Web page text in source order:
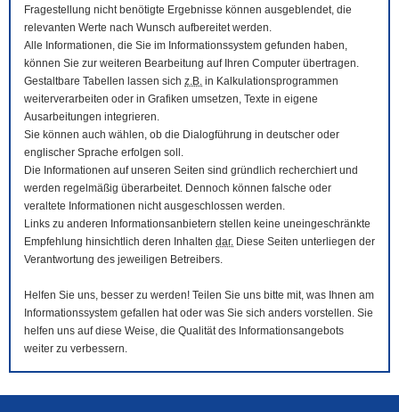
Fragestellung nicht benötigte Ergebnisse können ausgeblendet, die
relevanten Werte nach Wunsch aufbereitet werden.
Alle Informationen, die Sie im Informationssystem gefunden haben,
können Sie zur weiteren Bearbeitung auf Ihren Computer übertragen.
Gestaltbare Tabellen lassen sich z.B. in Kalkulationsprogrammen
weiterverarbeiten oder in Grafiken umsetzen, Texte in eigene
Ausarbeitungen integrieren.
Sie können auch wählen, ob die Dialogführung in deutscher oder
englischer Sprache erfolgen soll.
Die Informationen auf unseren Seiten sind gründlich recherchiert und
werden regelmäßig überarbeitet. Dennoch können falsche oder
veraltete Informationen nicht ausgeschlossen werden.
Links zu anderen Informationsanbietern stellen keine uneingeschränkte
Empfehlung hinsichtlich deren Inhalten dar. Diese Seiten unterliegen der
Verantwortung des jeweiligen Betreibers.
Helfen Sie uns, besser zu werden! Teilen Sie uns bitte mit, was Ihnen am
Informationssystem gefallen hat oder was Sie sich anders vorstellen. Sie
helfen uns auf diese Weise, die Qualität des Informationsangebots
weiter zu verbessern.